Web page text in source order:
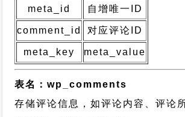
meta_id 自增唯一ID
comment_id 对应评论ID
meta_key meta_value
表名：wp_comments
存储评论信息，如评论内容、评论